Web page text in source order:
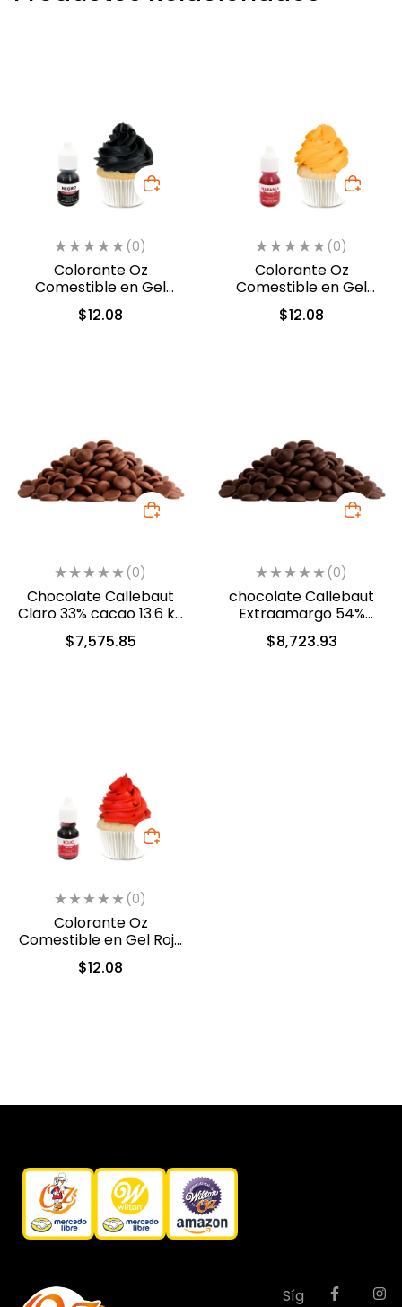
(0)
Colorante Oz
Comestible en Gel
Negro 10 ml (558)
$12.08
(0)
Colorante Oz
Comestible en Gel
Naranja 10ml (557)
$12.08
(0)
Chocolate Callebaut
Claro 33% cacao 13.6 kg
(40-8210)
$7,575.85
(0)
chocolate Callebaut
Extraamargo 54%
cacao 13.6 kg (40-8310)
$8,723.93
(0)
Colorante Oz
Comestible en Gel Rojo
10 ml (551)
$12.08
Síg